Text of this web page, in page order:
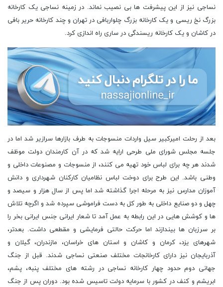
نساجی نیز از این پیشرفت ها بی نصیب نماند. در زمینه نساجی یک کارخانه
بزرگ نخ ریسی و یک کارخانه بزرگ چلواربافی در تهران و چند کارخانه حریر بافی
در کاشان و یک کارخانه ریسندگی در ساری راه اندازی کرد.
بعد از رحلت امیرکبیر سیل واردات منسوجات به طرف بازارها سرازیر شد اما در
جلسه مجلس شورای ملی طرحی ارایه شد که در آن کارمندان دولت موظف
شدند هر چه برای لباس خود تهیه می کنند، از منسوجات و مصنوعات داخلی و
وطنی باشد. این طرح برای دوخت لباس نظامیان کارکنان شهرداری و دانش
آموزان مدارس نیز به مرحله اجرا گذاشته شد اما پس از سال هزار و سیصد و
چهل و دو صنایع داخلی به طور کل به دست فراموشی سپرده شد و اگرچه تلاش
ها و کوشش هایی در این رابطه به عمل آمد تا شعار ایرانی جنس ایرانی بخر را
بر سرزبان ها بیندازند اما حرکت حالتی فرمایشی و مقطعی داشت. بعدتر،
شهرهای یزد، کرمان و کاشان و استان های خراسان، مازندران، گیلان و
آذربایجان نیز دارای کارخانجات مختلف صنعتی نساجی شدند. قبل از جنگ
جهانی دوم حدود چهار کارخانه نساجی در رشته های مختلف پنبه، پشم،
ابریشم و کنف در کشور با سرمایه دولت تاسیس شده بود. دوران پس از جنگ